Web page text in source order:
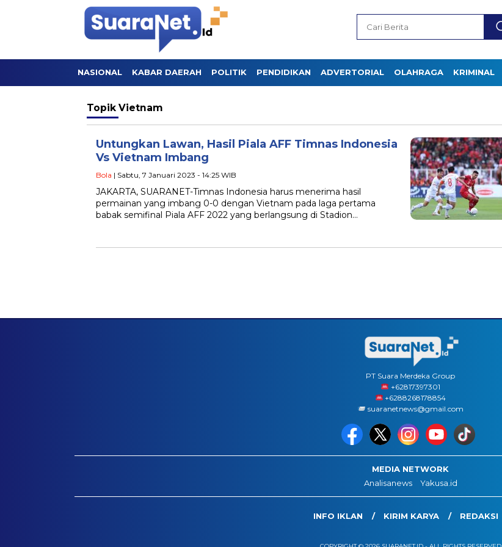
NASIONAL KABAR DAERAH POLITIK PENDIDIKAN ADVERTORIAL OLAHRAGA KRIMINAL
Topik Vietnam
Untungkan Lawan, Hasil Piala AFF Timnas Indonesia
Vs Vietnam Imbang
Bola | Sabtu, 7 Januari 2023 - 14:25 WIB
JAKARTA, SUARANET-Timnas Indonesia harus menerima hasil
permainan yang imbang 0-0 dengan Vietnam pada laga pertama
babak semifinal Piala AFF 2022 yang berlangsung di Stadion…
PT Suara Merdeka Group
‪+62817397301
+6288268178854
suaranetnews@gmail.com
MEDIA NETWORK
Analisanews
Yakusa.id
INFO IKLAN KIRIM KARYA REDAKSI